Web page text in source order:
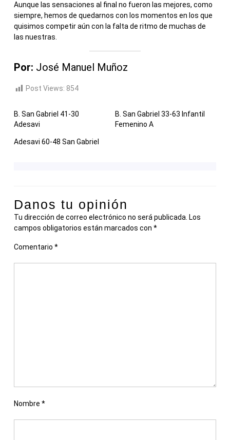
Aunque las sensaciones al final no fueron las mejores, como
siempre, hemos de quedarnos con los momentos en los que
quisimos competir aún con la falta de ritmo de muchas de
las nuestras.
Por: José Manuel Muñoz
Post Views: 854
B. San Gabriel 41-30
Adesavi
B. San Gabriel 33-63 Infantil
Femenino A
Adesavi 60-48 San Gabriel
Danos tu opinión
Tu dirección de correo electrónico no será publicada. Los
campos obligatorios están marcados con *
Comentario *
Nombre *